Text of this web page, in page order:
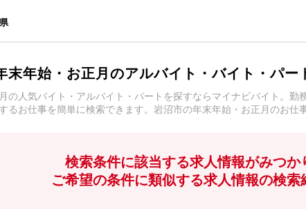
末年始・お正月のアルバイト・バイト・パー
の人気バイト・アルバイト・パートを探すならマイナビバイト。
るお仕事を簡単に検索できます。岩沼市の年末年始・お正月のお仕
検索条件に該当する求人情報がみつか
ご希望の条件に類似する求人情報の検索